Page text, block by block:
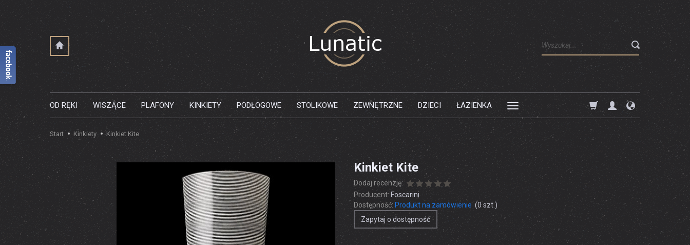
Wyszukaj
OD RĘKI WISZĄCE PLAFONY KINKIETY PODŁOGOWE STOLIKOWE ZEWNĘTRZNE DZIECI ŁAZIENKA
Start Kinkiety Kinkiet Kite
Kinkiet Kite
Dodaj recenzję:
Producent: Foscarini
Dostępność: Produkt na zamówienie (0szt.)
Zapytaj o dostępność